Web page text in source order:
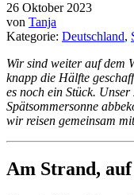
26 Oktober 2023
von Tanja
Kategorie: Deutschland,
Wir sind weiter auf dem
knapp die Hälfte
es noch ein Stück.
Spätsommersonne
wir reisen gemeinsam
Am Strand,